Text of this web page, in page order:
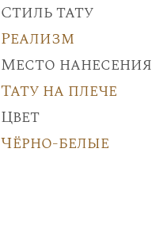
Стиль тату
Реализм
Место нанесения
Тату на плече
Цвет
Чёрно-белые